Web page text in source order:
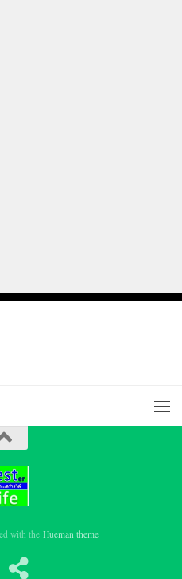
with theHueman theme